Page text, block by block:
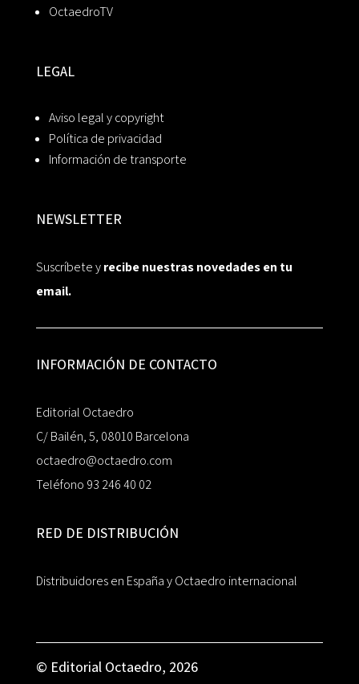
OctaedroTV
LEGAL
Aviso legal y copyright
Política de privacidad
Información de transporte
NEWSLETTER
Suscríbete yrecibe nuestras novedades en tu
email.
INFORMACIÓN DE CONTACTO
Editorial Octaedro
C/ Bailén, 5, 08010 Barcelona
octaedro@octaedro.com
Teléfono 93 246 40 02
RED DE DISTRIBUCIÓN
Distribuidores en España y Octaedro internacional
© Editorial Octaedro, 2026